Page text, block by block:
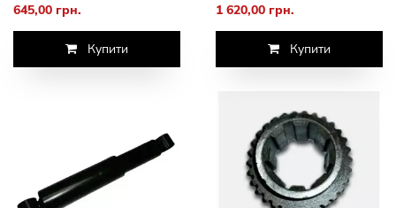
645,00 грн.
Купити
1 620,00 грн.
Купити